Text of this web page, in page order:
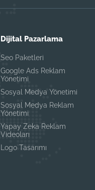
Dijital Pazarlama
Seo Paketleri
Google Ads Reklam
Yönetimi
Sosyal Medya Yönetimi
Sosyal Medya Reklam
Yönetimi
Yapay Zeka Reklam
Videoları
Logo Tasarımı